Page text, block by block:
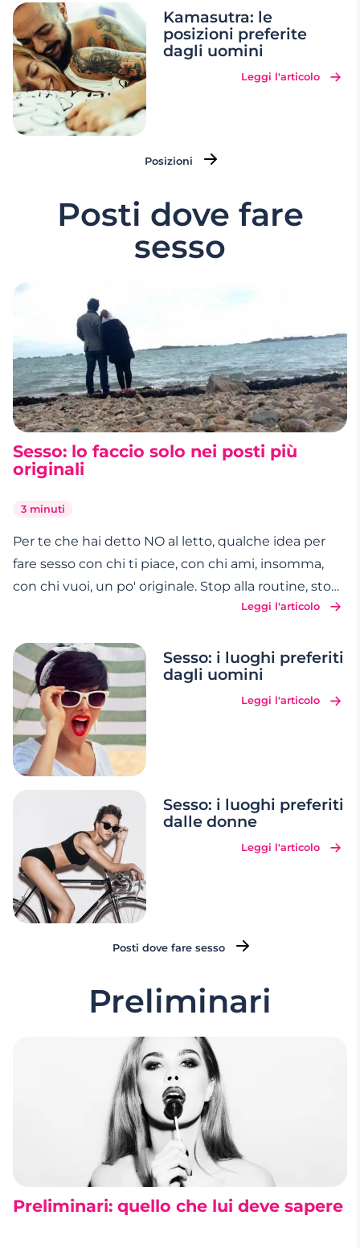
Kamasutra: le
posizioni preferite
dagli uomini
Leggi l'articolo
Posizioni
Posti dove fare
sesso
Sesso: lo faccio solo nei posti più
originali
3 minuti
Per te che hai detto NO al letto, qualche idea per
fare sesso con chi ti piace, con chi ami, insomma,
con chi vuoi, un po' originale. Stop alla routine, stop,
stop, stop. Concentrati e visualizza come sarebbe
bene le portiere e rilassati, o…
Leggi l'articolo
Sesso: i luoghi preferiti
dagli uomini
Leggi l'articolo
Sesso: i luoghi preferiti
dalle donne
Leggi l'articolo
Posti dove fare sesso
Preliminari
Preliminari: quello che lui deve sapere